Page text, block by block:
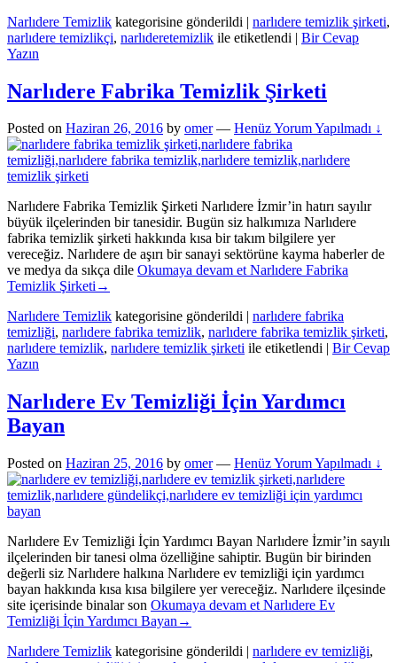
Narlıdere Temizlik kategorisine gönderildi | narlıdere temizlik şirketi,
narlıdere temizlikçi, narlıderetemizlik ile etiketlendi | Bir Cevap
Yazın
Narlıdere Fabrika Temizlik Şirketi
Posted on Haziran 26, 2016 by omer — Henüz Yorum Yapılmadı ↓
Narlıdere Fabrika Temizlik Şirketi Narlıdere İzmir’in hatırı sayılır
büyük ilçelerinden bir tanesidir. Bugün siz halkımıza Narlıdere
fabrika temizlik şirketi hakkında kısa bir takım bilgilere yer
vereceğiz. Narlıdere de aşırı bir sanayi sektörüne kayma haberler de
ve medya da sıkça dile Okumaya devam etNarlıdere Fabrika
Temizlik Şirketi→
Narlıdere Temizlik kategorisine gönderildi
narlıdere fabrika
temizliği, narlıdere fabrika temizlik, narlıdere fabrika temizlik şirketi,
narlıdere temizlik, narlıdere temizlik şirketi ile etiketlendi
Bir Cevap
Yazın
Narlıdere Ev Temizliği İçin Yardımcı
Bayan
Posted on Haziran 25, 2016 by omer — Henüz Yorum Yapılmadı ↓
Narlıdere Ev Temizliği İçin Yardımcı Bayan Narlıdere İzmir’in sayılı
ilçelerinden bir tanesi olma özelliğine sahiptir. Bugün bir birinden
değerli siz Narlıdere halkına Narlıdere ev temizliği için yardımcı
bayan hakkında kısa kısa bilgilere yer vereceğiz. Narlıdere ilçesinde
site içerisinde binalar son Okumaya devam et Narlıdere Ev
Temizliği İçin Yardımcı Bayan →
Narlıdere Temizlik kategorisine gönderildi | narlıdere ev temizliği,